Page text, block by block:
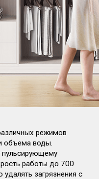
режимов
объема воды.
пульсирующему
работы до 700
загрязнения с